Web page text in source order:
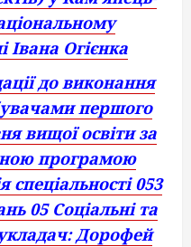
Івана Огієнка
до виконання
першого
вищої освіти за
програмою
053
05 Соціальні та
Дорофей